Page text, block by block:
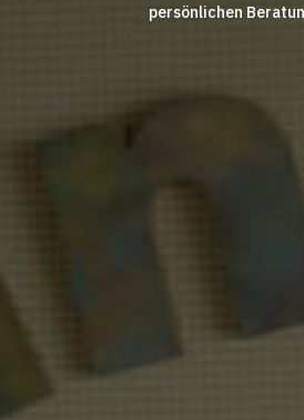
persönlichen